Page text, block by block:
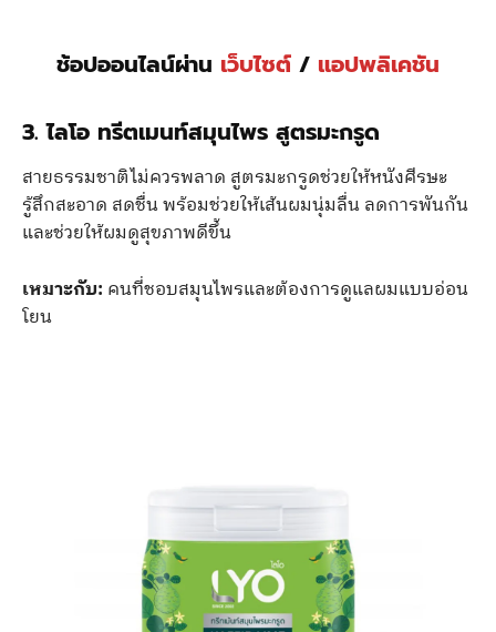
ช้อปออนไลน์ผ่าน เว็บไซต์ / แอปพลิเคชัน
3. ไลโอ ทรีตเมนท์สมุนไพร สูตรมะกรูด
สายธรรมชาติไม่ควรพลาด สูตรมะกรูดช่วยให้หนังศีรษะ
รู้สึกสะอาด สดชื่น พร้อมช่วยให้เส้นผมนุ่มลื่น ลดการพันกัน
และช่วยให้ผมดูสุขภาพดีขึ้น
เหมาะกับ: คนที่ชอบสมุนไพรและต้องการดูแลผมแบบอ่อน
โยน